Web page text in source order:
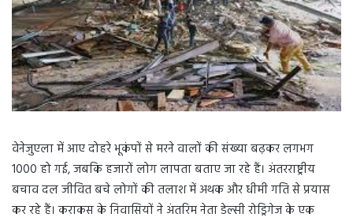
वेनेजुएला में आए दोहरे भूकंपों से मरने वालों की संख्या बढ़कर लगभग
1000 हो गई, जबकि हजारों लोग लापता बताए जा रहे हैं। अंतरराष्ट्रीय
बचाव दल जीवित बचे लोगों की तलाश में अथक और धीमी गति से प्रयास
कर रहे हैं। कराकस के निवासियों ने अंतरिम नेता डेल्सी रोड्रिगेज के एक